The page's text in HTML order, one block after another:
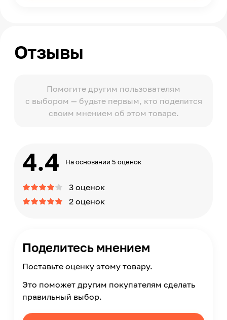
Отзывы
Помогите другим пользователям
с выбором — будьте первым, кто поделится
своим мнением об этом товаре.
4.4 На основании 5 оценок
3 оценок
2 оценок
Поделитесь мнением
Поставьте оценку этому товару.
Это поможет другим покупателям сделать
правильный выбор.